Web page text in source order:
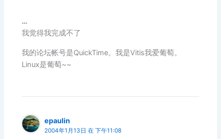
…
我觉得我完成不了
我的论坛帐号是QuickTime。我是Vitis我爱葡萄。
Linux是葡萄~~
epaulin
2004年1月13日 在 下午11:08